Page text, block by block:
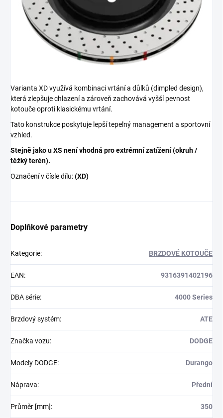
Varianta XD využívá kombinaci vrtání a důlků (dimpled design),
která zlepšuje chlazení a zároveň zachovává vyšší pevnost
kotouče oproti klasickému vrtání.
Tato konstrukce poskytuje lepší tepelný management a sportovní
vzhled.
Stejně jako u XS není vhodná pro extrémní zatížení (okruh /
těžký terén).
Označení v čísle dílu:(XD)
Doplňkové parametry
Kategorie: BRZDOVÉ KOTOUČE
EAN: 9316391402196
DBA série: 4000 Series
Brzdový systém: ATE
Značka vozu: DODGE
Modely DODGE: Durango
Náprava: Přední
Průměr [mm]: 350